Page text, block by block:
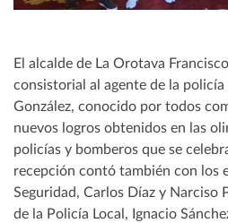
El alcalde de La Orotava
consistorial al agente de la policía
González, conocido por todos
nuevos logros obtenidos en las
policías y bomberos que se
recepción contó también con los
Seguridad, Carlos Díaz y Narciso
de la Policía Local, Ignacio